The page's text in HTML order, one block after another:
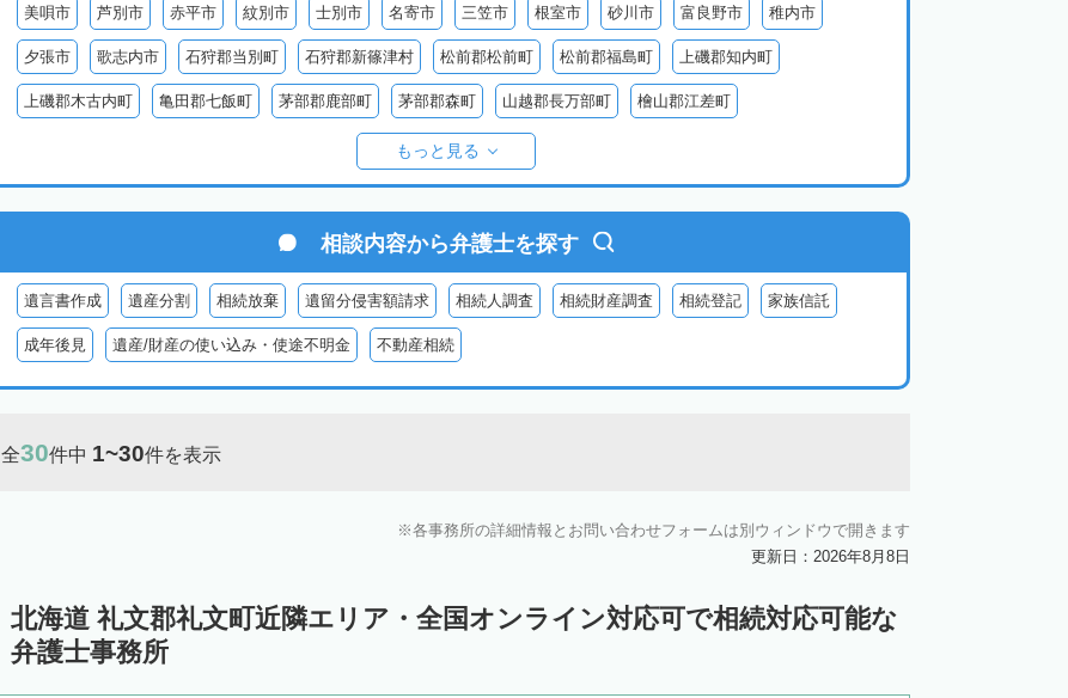
美唄市 芦別市 赤平市 紋別市 士別市 名寄市 三笠市 根室市 砂川市 富良野市 稚内市
夕張市 歌志内市 石狩郡当別町 石狩郡新篠津村 松前郡松前町 松前郡福島町 上磯郡知内町
上磯郡木古内町 亀田郡七飯町 茅部郡鹿部町 茅部郡森町 山越郡長万部町 檜山郡江差町
奥尻郡奥尻町
島牧郡島牧村 寿都郡寿都町 寿都郡黒松内町 磯谷郡蘭越町 虻田郡ニセコ町 虻田郡倶知安町
虻田郡喜茂別町 虻田郡京極町 虻田郡豊浦町
岩内郡共和町 岩内郡岩内町 二海郡八雲町 古宇郡泊村 古宇郡神恵内村 古平郡古平町 積丹郡積丹町
余市郡仁木町 余市郡余市町 余市郡赤井川村 空知郡南幌町 空知郡奈井江町 空知郡上砂川町
空知郡上富良野町 空知郡中富良野町 空知郡南富良野町
雨竜郡北竜町 雨竜郡沼田町
上川郡下川町 上川郡新得町 上川郡清水町 中川郡本別町
雨竜郡幌加内町 増毛郡増毛町 留萌郡小平町 苫前郡苫前町 苫前郡羽幌町 苫前郡初山別村
もっと見る
相談内容から弁護士を探す
遺言書作成 遺産分割 相続放棄 遺留分侵害額請求 相続人調査 相続財産調査 相続登記 家族信託
成年後見 遺産/財産の使い込み・使途不明金 不動産相続
全30件中 1~30件を表示
各事務所の詳細情報とお問い合わせフォームは別ウィンドウで開きます
更新日：2026年8月8日
北海道 礼文郡礼文町近隣エリア・全国オンライン対応可で相続対応可能な
弁護士事務所